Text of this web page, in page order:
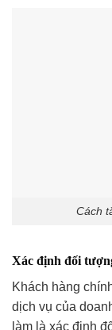
Cách
Xác định đối
Khách hàng
dịch vụ của
làm là xác định